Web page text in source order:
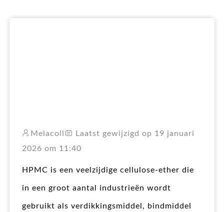
Melacoll
Laatst gewijzigd op 19 januari
2026 om 11:40
HPMC is een veelzijdige cellulose-ether die
in een groot aantal industrieën wordt
gebruikt als verdikkingsmiddel, bindmiddel